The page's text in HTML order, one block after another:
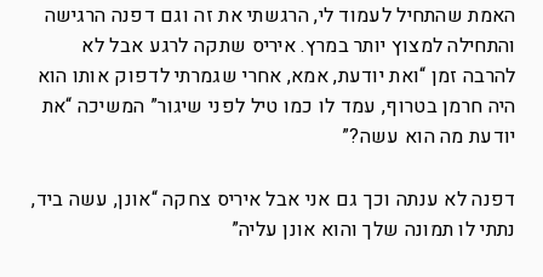
האמת שהתחיל לעמוד לי, הרגשתי את זה וגם דפנה הרגישה
והתחילה למצוץ יותר במרץ. איריס שתקה לרגע אבל לא
להרבה זמן “ואת יודעת, אמא, אחרי שגמרתי לדפוק אותו הוא
היה חרמן בטרוף, עמד לו כמו טיל לפני שיגור” המשיכה “את
יודעת מה הוא עשה?”
דפנה לא ענתה וכך גם אני אבל איריס צחקה “אונן, עשה ביד,
נתתי לו תמונה שלך והוא אונן עליה”